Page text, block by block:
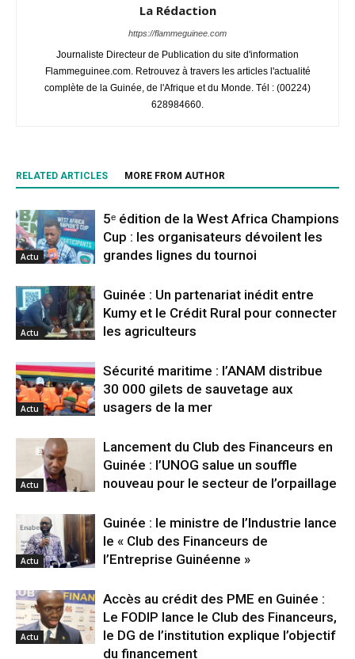
La Rédaction
https://flammeguinee.com
Journaliste Directeur de Publication du site d'information
Flammeguinee.com. Retrouvez à travers les articles l'actualité
complète de la Guinée, de l'Afrique et du Monde. Tél : (00224)
628984660.
RELATED ARTICLES MORE FROM AUTHOR
Actu
5ᵉ édition de la West Africa Champions
Cup : les organisateurs dévoilent les
grandes lignes du tournoi
Actu
Guinée : Un partenariat inédit entre
Kumy et le Crédit Rural pour connecter
les agriculteurs
Actu
Sécurité maritime : l’ANAM distribue
30 000 gilets de sauvetage aux
usagers de la mer
Actu
Lancement du Club des Financeurs en
Guinée : l’UNOG salue un souffle
nouveau pour le secteur de l’orpaillage
Actu
Guinée : le ministre de l’Industrie lance
le « Club des Financeurs de
l’Entreprise Guinéenne »
Actu
Accès au crédit des PME en Guinée :
Le FODIP lance le Club des Financeurs,
le DG de l’institution explique l’objectif
du financement